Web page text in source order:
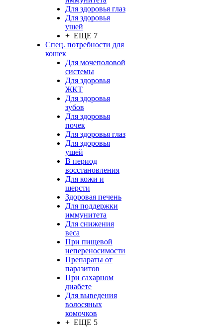
Для здоровья глаз
Для здоровья
ушей
+ ЕЩЕ 7
Спец. потребности для
кошек
Для мочеполовой
системы
Для здоровья
ЖКТ
Для здоровья
зубов
Для здоровья
почек
Для здоровья глаз
Для здоровья
ушей
В период
восстановления
Для кожи и
шерсти
Здоровая печень
Для поддержки
иммунитета
Для снижения
веса
При пищевой
непереносимости
Препараты от
паразитов
При сахарном
диабете
Для выведения
волосяных
комочков
+ ЕЩЕ 5